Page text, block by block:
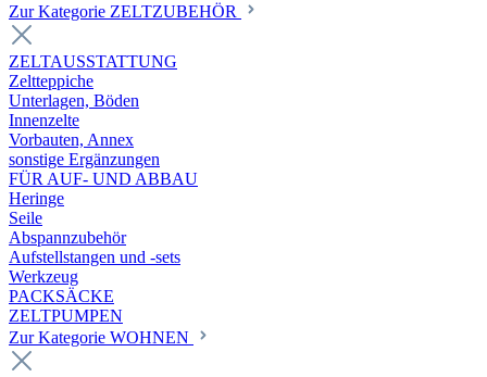
Zur Kategorie ZELTZUBEHÖR
ZELTAUSSTATTUNG
Zeltteppiche
Unterlagen, Böden
Innenzelte
Vorbauten, Annex
sonstige Ergänzungen
FÜR AUF- UND ABBAU
Heringe
Seile
Abspannzubehör
Aufstellstangen und -sets
Werkzeug
PACKSÄCKE
ZELTPUMPEN
Zur Kategorie WOHNEN